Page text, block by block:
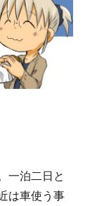
一泊二日と
は車使う事